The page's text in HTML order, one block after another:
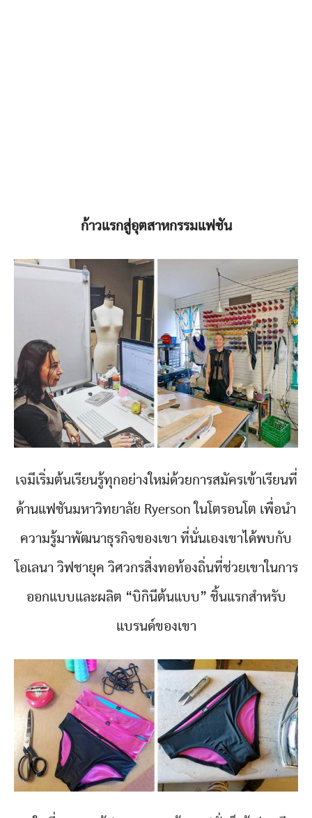
ก้าวแรกสู่อุตสาหกรรมแฟชัน
เจมีเริ่มต้นเรียนรู้ทุกอย่างใหม่ด้วยการสมัครเข้าเรียนที่
ด้านแฟชันมหาวิทยาลัย Ryerson ในโตรอนโต เพื่อนำ
ความรู้มาพัฒนาธุรกิจของเขา ที่นั่นเองเขาได้พบกับ
โอเลนา วิฟชายุค วิศวกรสิ่งทอท้องถิ่นที่ช่วยเขาในการ
ออกแบบและผลิต “บิกินีต้นแบบ” ชิ้นแรกสำหรับ
แบรนด์ของเขา